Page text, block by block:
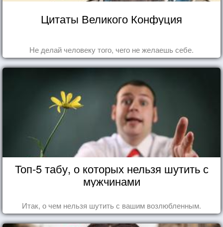
Цитаты Великого Конфуция
Не делай человеку того, чего не желаешь себе.
Топ-5 табу, о которых нельзя шутить с
мужчинами
Итак, о чем нельзя шутить с вашим возлюбленным.